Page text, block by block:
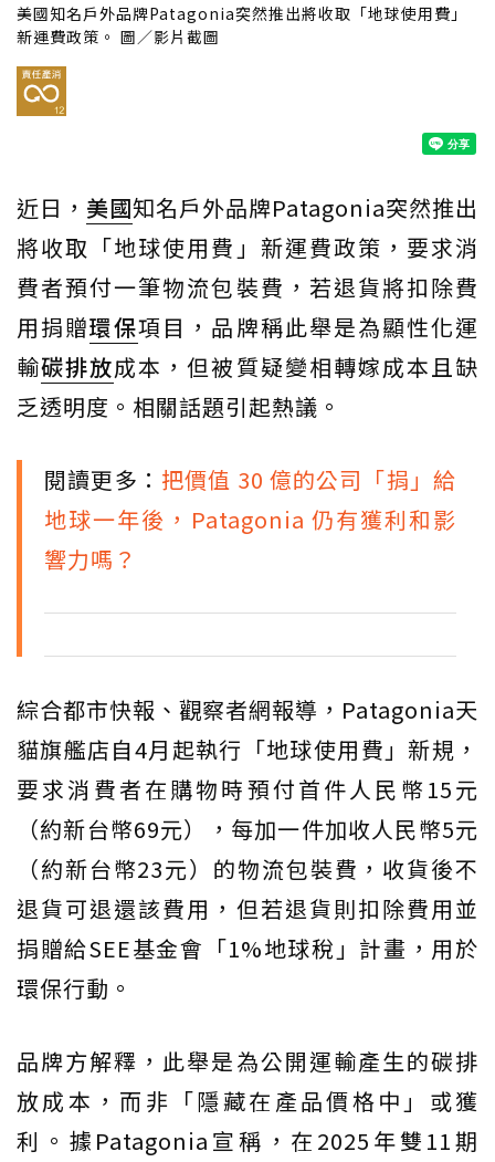
美國知名戶外品牌Patagonia突然推出將收取「地球使用費」
新運費政策。 圖／影片截圖
近日， 美國知名戶外品牌Patagonia突然推出
將收取「地球使用費」新運費政策，要求消
費者預付一筆物流包裝費，若退貨將扣除費
用捐贈環保項目，品牌稱此舉是為顯性化運
輸碳排放成本，但被質疑變相轉嫁成本且缺
乏透明度。相關話題引起熱議。
閱讀更多： 把價值 30 億的公司「捐」給
地球一年後，Patagonia 仍有獲利和影
響力嗎？
綜合都市快報、觀察者網報導，Patagonia天
貓旗艦店自4月起執行「地球使用費」新規，
要求消費者在購物時預付首件人民幣15元
（約新台幣69元），每加一件加收人民幣5元
（約新台幣23元）的物流包裝費，收貨後不
退貨可退還該費用，但若退貨則扣除費用並
捐贈給SEE基金會「1%地球稅」計畫，用於
環保行動。
品牌方解釋，此舉是為公開運輸產生的碳排
放成本，而非「隱藏在產品價格中」或獲
利。據Patagonia宣稱，在2025年雙11期